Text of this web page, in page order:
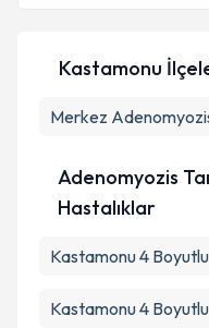
Metni'ni
Kastamonu
Merkez
Adenomyozis
Hastalıklar
Kastamonu 4
Kastamonu 4